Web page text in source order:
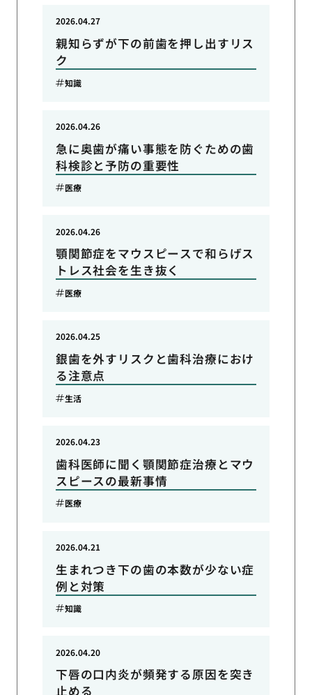
親知らずが下の前歯を押し出すリス
ク
2026.04.27
知識
急に奥歯が痛い事態を防ぐための歯
科検診と予防の重要性
2026.04.26
医療
顎関節症をマウスピースで和らげス
トレス社会を生き抜く
2026.04.26
医療
銀歯を外すリスクと歯科治療におけ
る注意点
2026.04.25
生活
歯科医師に聞く顎関節症治療とマウ
スピースの最新事情
2026.04.23
医療
生まれつき下の歯の本数が少ない症
例と対策
2026.04.21
知識
下唇の口内炎が頻発する原因を突き
止める
2026.04.20